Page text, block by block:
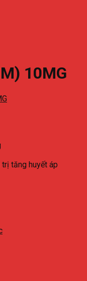
10MG
tăng huyết áp